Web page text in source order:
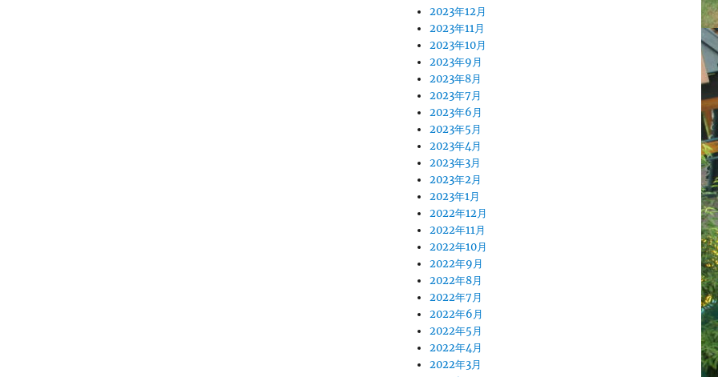
2023年12月
2023年11月
2023年10月
2023年9月
2023年8月
2023年7月
2023年6月
2023年5月
2023年4月
2023年3月
2023年2月
2023年1月
2022年12月
2022年11月
2022年10月
2022年9月
2022年8月
2022年7月
2022年6月
2022年5月
2022年4月
2022年3月